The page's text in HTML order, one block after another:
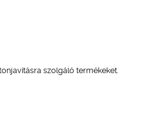
szolgáló termékeket.